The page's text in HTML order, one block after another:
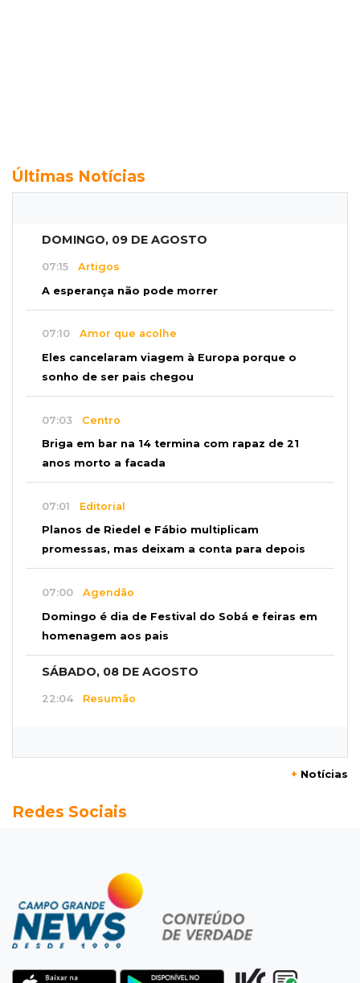
Últimas Notícias
DOMINGO, 09 DE AGOSTO
07:15 Artigos
A esperança não pode morrer
07:10 Amor que acolhe
Eles cancelaram viagem à Europa porque o
sonho de ser pais chegou
07:03 Centro
Briga em bar na 14 termina com rapaz de 21
anos morto a facada
07:01 Editorial
Planos de Riedel e Fábio multiplicam
promessas, mas deixam a conta para depois
07:00 Agendão
Domingo é dia de Festival do Sobá e feiras em
homenagem aos pais
SÁBADO, 08 DE AGOSTO
22:04 Resumão
Estadual feminino define grupos e tabela para
Caarapó
Motociclista morre atropelado por caminhão
na MS-278
+ Notícias
Redes Sociais